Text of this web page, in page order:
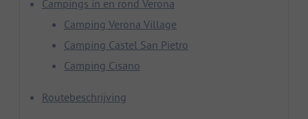
Campings in en rond Verona
Camping Verona Village
Camping Castel San Pietro
Camping Cisano
Routebeschrijving